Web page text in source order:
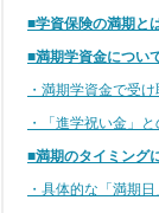
■学資保険の満期と
■満期学資金につい
・満期学資金で受
・「進学祝い金」
■満期のタイミング
・具体的な「満期